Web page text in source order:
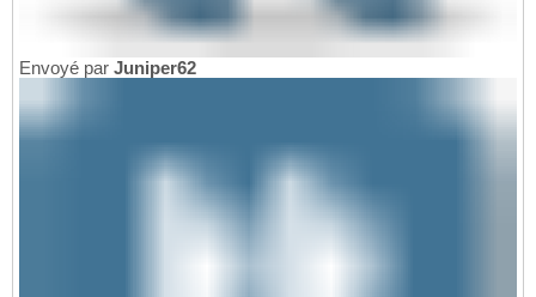
Envoyé par Juniper62